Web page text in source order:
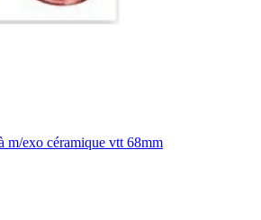
m/exo céramique vtt 68mm